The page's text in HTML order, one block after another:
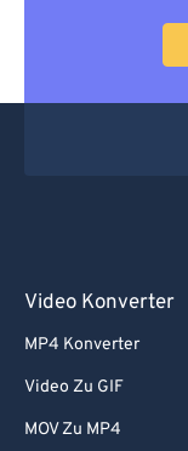
Video Konverter
MP4 Konverter
Video Zu GIF
MOV Zu MP4